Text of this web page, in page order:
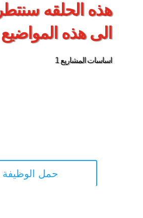
هذه الحلقه
الى هذه المواضيع
1 اساسات المشاريع
حمل الوظيفة